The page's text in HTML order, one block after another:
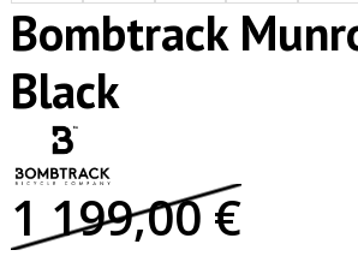
Bombtrack
Black
1 199,00 €